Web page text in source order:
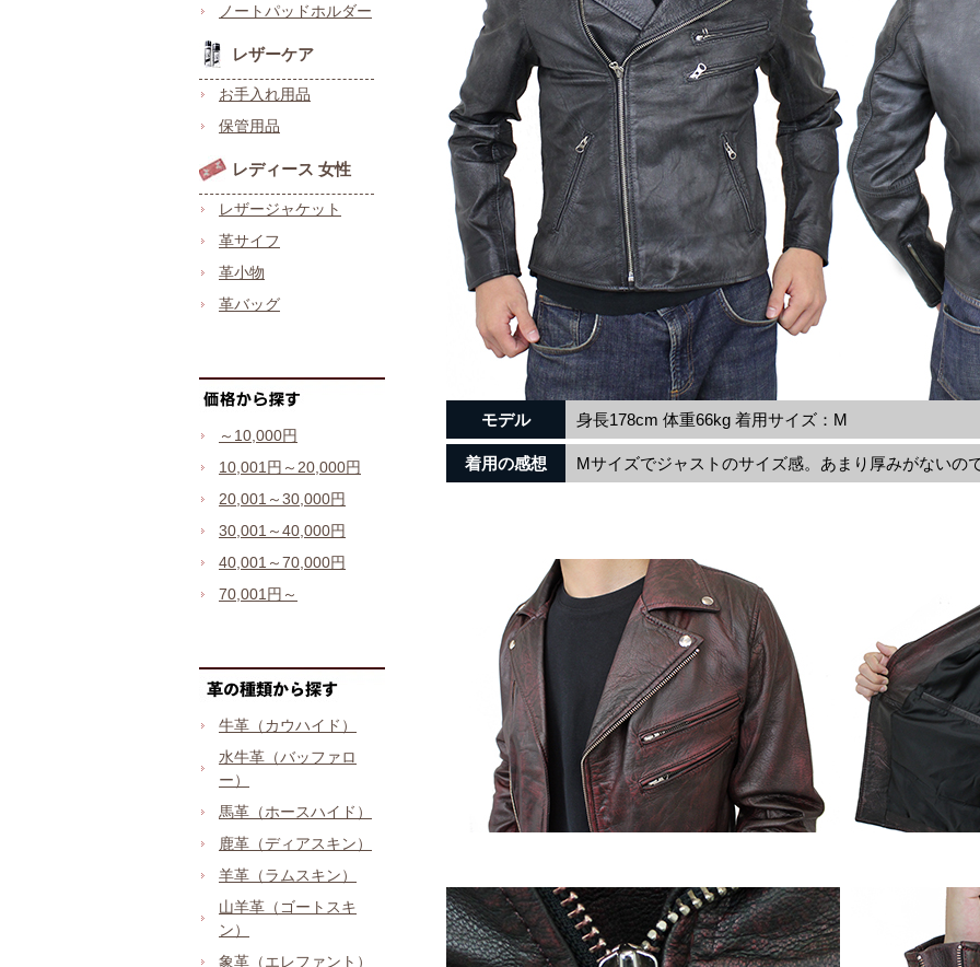
ノートパッドホルダー
レザーケア
お手入れ用品
保管用品
レディース 女性
レザージャケット
革サイフ
革小物
革バッグ
～10,000円
10,001円～20,000円
20,001～30,000円
30,001～40,000円
40,001～70,000円
70,001円～
牛革（カウハイド）
水牛革（バッファロ
ー）
馬革（ホースハイド）
鹿革（ディアスキン）
羊革（ラムスキン）
山羊革（ゴートスキ
ン）
象革（エレファント）
モデル 身長178cm 体重66kg 着用サイズ：M
着用の感想 Mサイズでジャストのサイズ感。あまり厚みがないの